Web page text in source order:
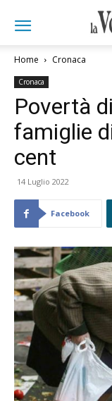
Home Cronaca
Cronaca
Povertà
famiglie
cent
14 Luglio 2022
Facebook